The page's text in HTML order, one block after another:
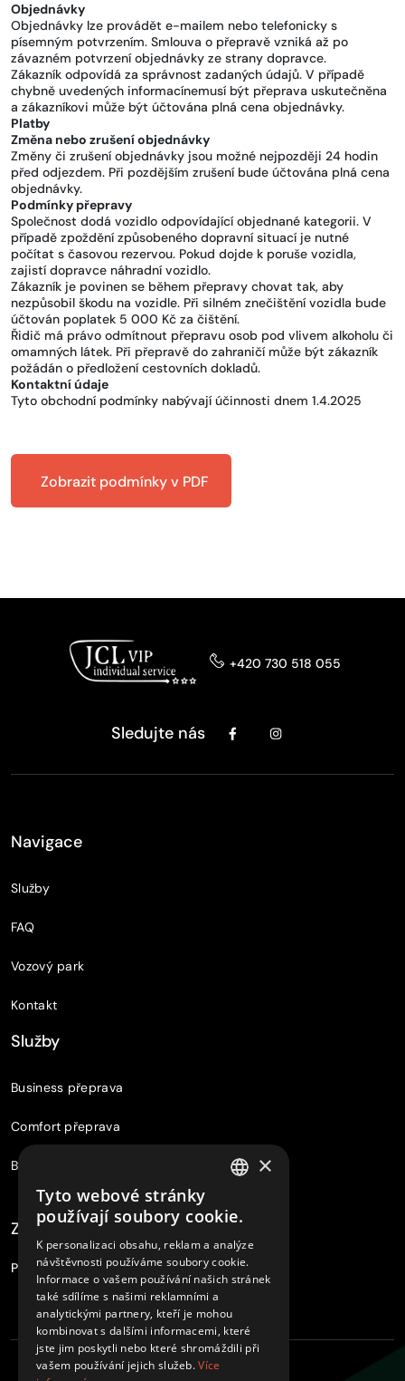
Objednávky
Objednávky lze provádět e-mailem nebo telefonicky s
písemným potvrzením. Smlouva o přepravě vzniká až po
závazném potvrzení objednávky ze strany dopravce.
Zákazník odpovídá za správnost zadaných údajů. V případě
chybně uvedených informacínemusí být přeprava uskutečněna
a zákazníkovi může být účtována plná cena objednávky.
Platby
Změna nebo zrušení objednávky
Změny či zrušení objednávky jsou možné nejpozději 24 hodin
před odjezdem. Při pozdějším zrušení bude účtována plná cena
objednávky.
Podmínky přepravy
Společnost dodá vozidlo odpovídající objednané kategorii. V
případě zpoždění způsobeného dopravní situací je nutné
počítat s časovou rezervou. Pokud dojde k poruše vozidla,
zajistí dopravce náhradní vozidlo.
Zákazník je povinen se během přepravy chovat tak, aby
nezpůsobil škodu na vozidle. Při silném znečištění vozidla bude
účtován poplatek 5 000 Kč za čištění.
Řidič má právo odmítnout přepravu osob pod vlivem alkoholu či
omamných látek. Při přepravě do zahraničí může být zákazník
požádán o předložení cestovních dokladů.
Kontaktní údaje
Tyto obchodní podmínky nabývají účinnosti dnem 1.4.2025
Zobrazit podmínky v PDF
+420 730 518 055
Sledujte nás
Navigace
Služby
FAQ
Vozový park
Kontakt
Služby
Business přeprava
Comfort přeprava
Basic přeprava
Zážitky
Připravujeme...
×
Tyto webové stránky
používají soubory cookie.
K personalizaci obsahu, reklam a analýze
návštěvnosti používáme soubory cookie.
Informace o vašem používání našich stránek
také sdílíme s našimi reklamními a
analytickými partnery, kteří je mohou
kombinovat s dalšími informacemi, které
jste jim poskytli nebo které shromáždili při
vašem používání jejich služeb.Více